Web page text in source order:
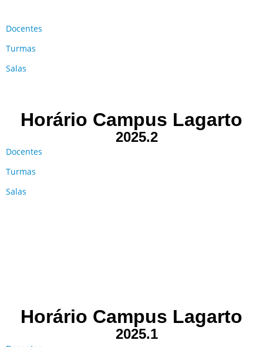
Docentes
Turmas
Salas
Horário Campus Lagarto
2025.2
Docentes
Turmas
Salas
Horário Campus Lagarto
2025.1